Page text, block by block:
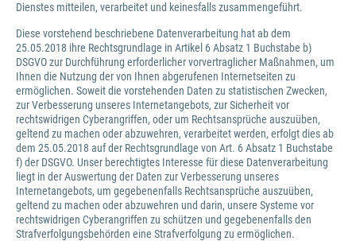
Dienstes mitteilen, verarbeitet und keinesfalls zusammengeführt.
Diese vorstehend beschriebene Datenverarbeitung hat ab dem
25.05.2018 ihre Rechtsgrundlage in Artikel 6 Absatz 1 Buchstabe b)
DSGVO zur Durchführung erforderlicher vorvertraglicher Maßnahmen, um
Ihnen die Nutzung der von Ihnen abgerufenen Internetseiten zu
ermöglichen. Soweit die vorstehenden Daten zu statistischen Zwecken,
zur Verbesserung unseres Internetangebots, zur Sicherheit vor
rechtswidrigen Cyberangriffen, oder um Rechtsansprüche auszuüben,
geltend zu machen oder abzuwehren, verarbeitet werden, erfolgt dies ab
dem 25.05.2018 auf der Rechtsgrundlage von Art. 6 Absatz 1 Buchstabe
f) der DSGVO. Unser berechtigtes Interesse für diese Datenverarbeitung
liegt in der Auswertung der Daten zur Verbesserung unseres
Internetangebots, um gegebenenfalls Rechtsansprüche auszuüben,
geltend zu machen oder abzuwehren und darin, unsere Systeme vor
rechtswidrigen Cyberangriffen zu schützen und gegebenenfalls den
Strafverfolgungsbehörden eine Strafverfolgung zu ermöglichen.